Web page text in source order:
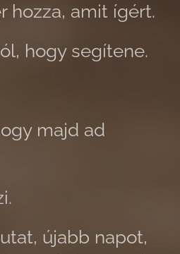
hozza, amit ígért.
hogy segítene.
majd ad
újabb napot,